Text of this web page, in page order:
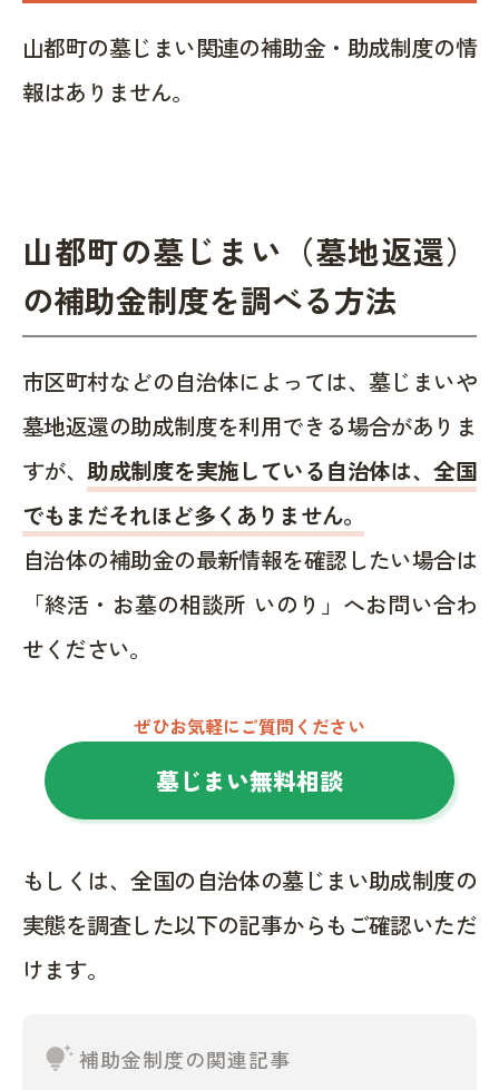
山都町の墓じまい関連の補助金・助成制度の情
報はありません。
山都町の墓じまい（墓地返還）
の補助金制度を調べる方法
市区町村などの自治体によっては、墓じまいや
墓地返還の助成制度を利用できる場合がありま
すが、助成制度を実施している自治体は、全国
でもまだそれほど多くありません。
自治体の補助金の最新情報を確認したい場合は
「終活・お墓の相談所 いのり」へお問い合わ
せください。
ぜひお気軽にご質問ください
墓じまい無料相談
もしくは、全国の自治体の墓じまい助成制度の
実態を調査した以下の記事からもご確認いただ
けます。
tips_and_updates補助金制度の関連記事